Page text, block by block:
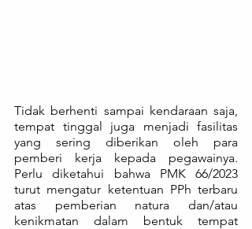
Tidak berhenti sampai kendaraan saja,
tempat tinggal juga menjadi fasilitas
yang sering diberikan oleh para
pemberi kerja kepada pegawainya.
Perlu diketahui bahwa PMK 66/2023
turut mengatur ketentuan PPh terbaru
atas pemberian natura dan/atau
kenikmatan dalam bentuk tempat